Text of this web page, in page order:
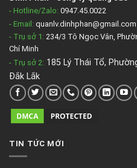
- Hotline/Zalo: 0947.45.0022
- Email: quanlv.dinhphan@gmail.com
- Trụ sở 1: 234/3 Tô Ngọc Vân,
Chí Minh
- Trụ sở 2: 185 Lý Thái Tổ,
Đắk Lắk
TIN TỨC MỚI